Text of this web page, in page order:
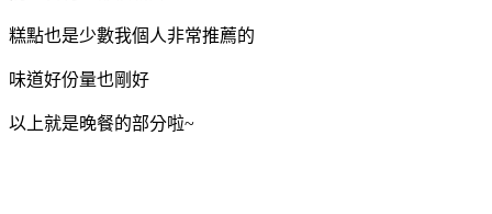
糕點也是少數我個人非常推薦的
味道好份量也剛好
以上就是晚餐的部分啦~